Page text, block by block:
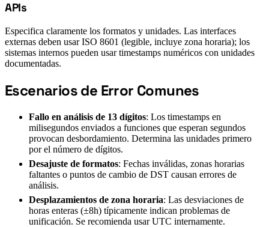
#
APIs
Especifica claramente los formatos y unidades. Las interfaces
externas deben usar ISO 8601 (legible, incluye zona horaria); los
sistemas internos pueden usar timestamps numéricos con unidades
documentadas.
#
Escenarios de Error Comunes
Fallo en análisis de 13 dígitos: Los timestamps en
milisegundos enviados a funciones que esperan segundos
provocan desbordamiento. Determina las unidades primero
por el número de dígitos.
Desajuste de formatos: Fechas inválidas, zonas horarias
faltantes o puntos de cambio de DST causan errores de
análisis.
Desplazamientos de zona horaria: Las desviaciones de
horas enteras (±8h) típicamente indican problemas de
unificación. Se recomienda usar UTC internamente.